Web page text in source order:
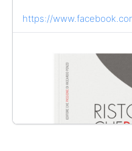
https://